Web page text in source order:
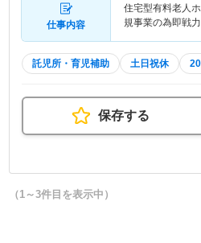
仕事内容
住宅型有料老人
規事業の為即戦
託児所・育児補助 土日祝休
保存する
（1～3件目を表示中）